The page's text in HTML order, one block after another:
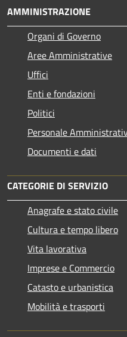
AMMINISTRAZIONE
Organi di Governo
Aree Amministrative
Uffici
Enti e fondazioni
Politici
Personale
Documenti e dati
CATEGORIE DI SERVIZIO
Anagrafe e stato civile
Cultura e tempo libero
Vita lavorativa
Imprese e Commercio
Catasto e urbanistica
Mobilità e trasporti